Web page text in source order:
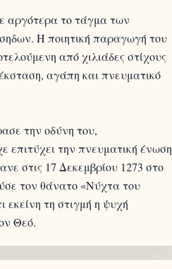
αργότερα το τάγμα των
Η ποιητική παραγωγή του
από χιλιάδες στίχους
αγάπη και πνευματικό
την οδύνη του,
επιτύχει την πνευματική ένωση
στις 17 Δεκεμβρίου 1273 στο
τον θάνατο «Νύχτα του
εκείνη τη στιγμή η ψυχή